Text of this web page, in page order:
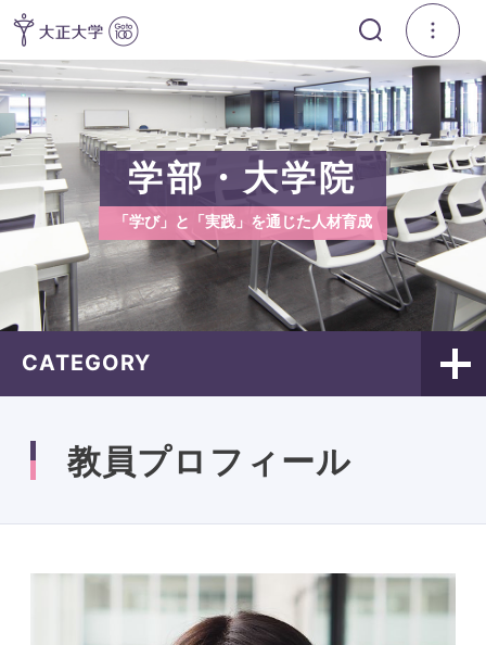
学部・大学院
「学び」と「実践」を通じた人材育成
CATEGORY
教員プロフィール